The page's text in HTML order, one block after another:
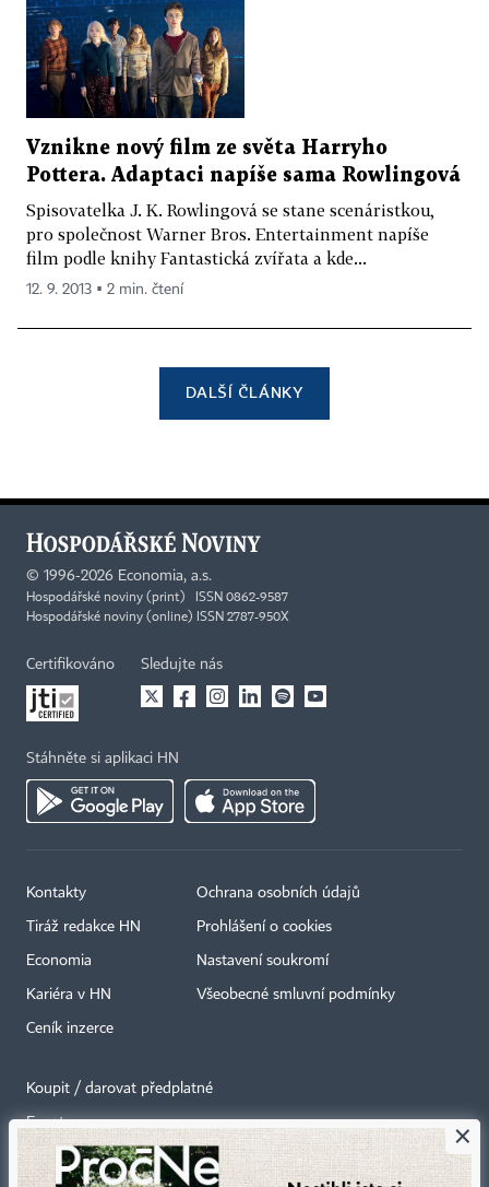
Vznikne nový film ze světa Harryho
Pottera. Adaptaci napíše sama Rowlingová
Spisovatelka J. K. Rowlingová se stane scenáristkou,
pro společnost Warner Bros. Entertainment napíše
film podle knihy Fantastická zvířata a kde...
12. 9. 2013 ▪ 2 min. čtení
DALŠÍ ČLÁNKY
© 1996-2026 Economia, a.s.
Hospodářské noviny (print) ISSN 0862-9587
Hospodářské noviny (online) ISSN 2787-950X
Certifikováno Sledujte nás
Stáhněte si aplikaci HN
Kontakty
Tiráž redakce HN
Economia
Kariéra v HN
Ceník inzerce
Ochrana osobních údajů
Prohlášení o cookies
Nastavení soukromí
Všeobecné smluvní podmínky
Koupit / darovat předplatné
Eventy
Newslettery
×